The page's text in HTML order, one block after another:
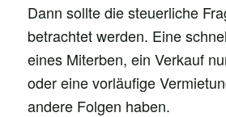
Dann sollte die steuerliche
betrachtet werden. Eine
eines Miterben, ein Verkauf
oder eine vorläufige
andere Folgen haben.